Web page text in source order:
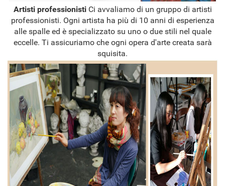
Artisti professionisti Ci avvaliamo di un gruppo di artisti
professionisti. Ogni artista ha più di 10 anni di esperienza
alle spalle ed è specializzato su uno o due stili nel quale
eccelle. Ti assicuriamo che ogni opera d'arte creata sarà
squisita.